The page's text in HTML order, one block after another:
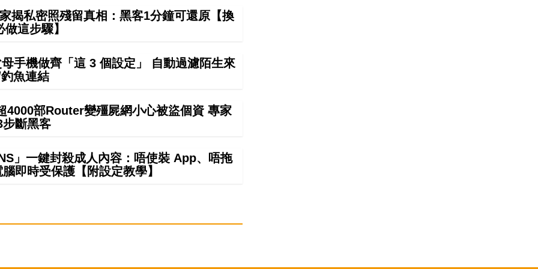
揭私密照殘留真相：黑客1分鐘可還原【換
做這步驟】
手機做齊「這 3 個設定」 自動過濾陌生來
魚連結
4000部Router變殭屍網小心被盜個資 專家
步斷黑客
」一鍵封殺成人內容：唔使裝 App、唔拖
即時受保護【附設定教學】